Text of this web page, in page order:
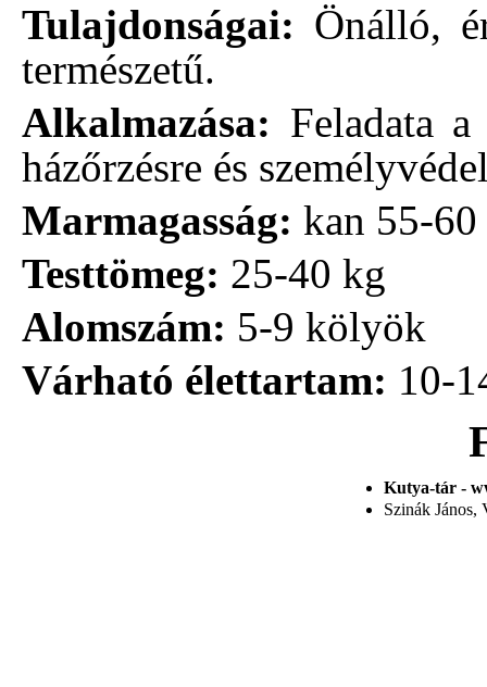
Tulajdonságai: Önálló,
természetű.
Alkalmazása: Feladata
házőrzésre és
Marmagasság: kan 55-
Testtömeg: 25-40 kg
Alomszám: 5-9 kölyök
Várható élettartam: 10-
Kutya-tár -
Szinák János,